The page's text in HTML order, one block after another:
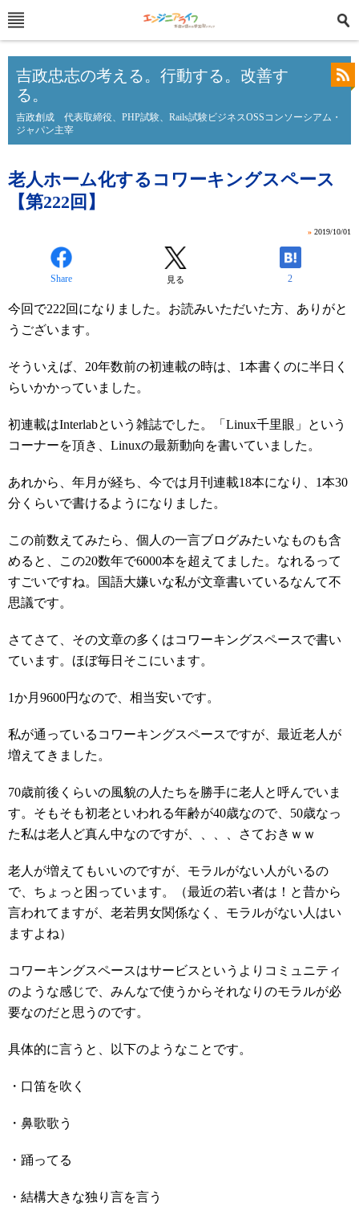
吉政忠志の考える。行動する。改善す
る。
吉政創成 代表取締役、PHP試験、Rails試験ビジネスOSSコンソーシアム・
ジャパン主宰
老人ホーム化するコワーキングスペース
【第222回】
» 2019/10/01
Share 見る 2
今回で222回になりました。お読みいただいた方、ありがと
うございます。
そういえば、20年数前の初連載の時は、1本書くのに半日く
らいかかっていました。
初連載はInterlabという雑誌でした。「Linux千里眼」という
コーナーを頂き、Linuxの最新動向を書いていました。
あれから、年月が経ち、今では月刊連載18本になり、1本30
分くらいで書けるようになりました。
この前数えてみたら、個人の一言ブログみたいなものも含
めると、この20数年で6000本を超えてました。なれるって
すごいですね。国語大嫌いな私が文章書いているなんて不
思議です。
さてさて、その文章の多くはコワーキングスペースで書い
ています。ほぼ毎日そこにいます。
1か月9600円なので、相当安いです。
私が通っているコワーキングスペースですが、最近老人が
増えてきました。
70歳前後くらいの風貌の人たちを勝手に老人と呼んでいま
す。そもそも初老といわれる年齢が40歳なので、50歳なっ
た私は老人ど真ん中なのですが、、、、さておきｗｗ
老人が増えてもいいのですが、モラルがない人がいるの
で、ちょっと困っています。（最近の若い者は！と昔から
言われてますが、老若男女関係なく、モラルがない人はい
ますよね）
コワーキングスペースはサービスというよりコミュニティ
のような感じで、みんなで使うからそれなりのモラルが必
要なのだと思うのです。
具体的に言うと、以下のようなことです。
・口笛を吹く
・鼻歌歌う
・踊ってる
・結構大きな独り言を言う